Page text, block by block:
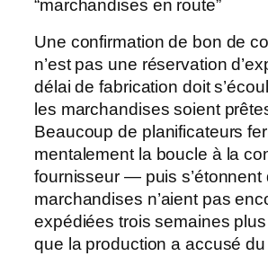
“marchandises en route”
Une confirmation de bon de
n’est pas une réservation
délai de fabrication doit
les marchandises soient
Beaucoup de planificateurs
mentalement la boucle à la
fournisseur — puis s’étonnent
marchandises n’aient pas
expédiées trois semaines
que la production a accusé